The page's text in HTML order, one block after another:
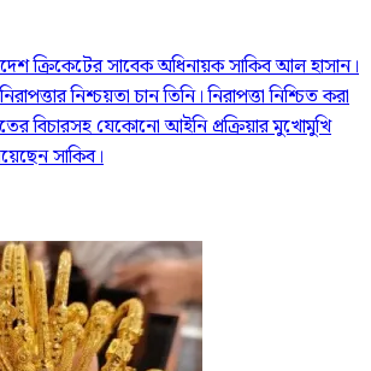
ক্রিকেটের সাবেক অধিনায়ক সাকিব আল হাসান।
নিশ্চয়তা চান তিনি। নিরাপত্তা নিশ্চিত করা
বিচারসহ যেকোনো আইনি প্রক্রিয়ার মুখোমুখি
সাকিব।